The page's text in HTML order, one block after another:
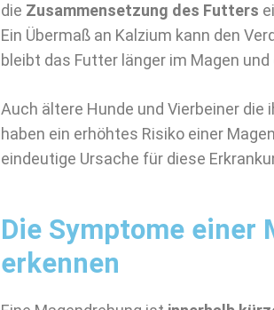
die Zusammensetzung des Futters
Ein Übermaß an Kalzium kann den
bleibt das Futter länger im Magen
Auch ältere Hunde und Vierbeiner
haben ein erhöhtes Risiko einer
eindeutige Ursache für diese
Die Symptome einer
erkennen